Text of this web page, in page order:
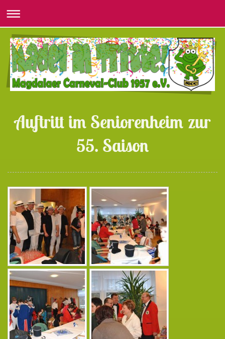
Auftritt im Seniorenheim zur
55. Saison